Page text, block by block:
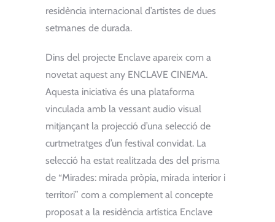
residència internacional d’artistes de dues
setmanes de durada.
Dins del projecte Enclave apareix com a
novetat aquest any ENCLAVE CINEMA.
Aquesta iniciativa és una plataforma
vinculada amb la vessant audio visual
mitjançant la projecció d’una selecció de
curtmetratges d’un festival convidat. La
selecció ha estat realitzada des del prisma
de “Mirades: mirada pròpia, mirada interior i
territori” com a complement al concepte
proposat a la residència artística Enclave